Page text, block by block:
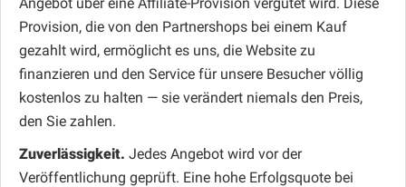
Provision, die von den Partnershops bei einem Kauf
gezahlt wird, ermöglicht es uns, die Website zu
finanzieren und den Service für unsere Besucher völlig
kostenlos zu halten — sie verändert niemals den Preis,
den Sie zahlen.
Zuverlässigkeit. Jedes Angebot wird vor der
Veröffentlichung geprüft. Eine hohe Erfolgsquote bei